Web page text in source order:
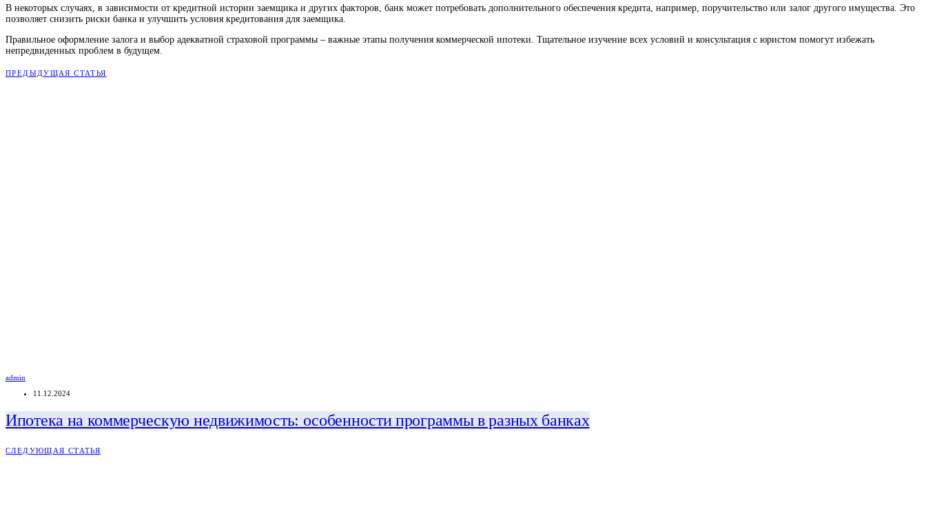
В некоторых случаях, в зависимости от кредитной истории заемщика и других факторов, банк может потребовать дополнительного обеспечения кредита, например, поручительство или залог другого имущества. Это
позволяет снизить риски банка и улучшить условия кредитования для заемщика.
Правильное оформление залога и выбор адекватной страховой программы – важные этапы получения коммерческой ипотеки. Тщательное изучение всех условий и консультация с юристом помогут избежать
непредвиденных проблем в будущем.
ПРЕДЫДУЩАЯ СТАТЬЯ
admin
11.12.2024
Ипотека на коммерческую недвижимость: особенности программы в разных банках
СЛЕДУЮЩАЯ СТАТЬЯ